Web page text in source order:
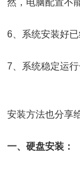
6、系统安装好
7、系统稳定运
安装方法也分享
一、硬盘安装：